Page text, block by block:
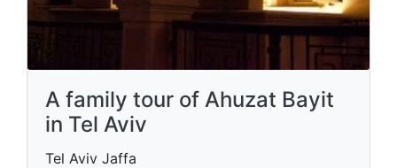
A family tour of Ahuzat Bayit
in Tel Aviv
Tel Aviv Jaffa